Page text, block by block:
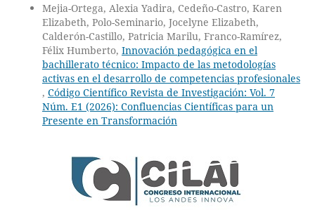
Mejia-Ortega, Alexia Yadira, Cedeño-Castro, Karen
Elizabeth, Polo-Seminario, Jocelyne Elizabeth,
Calderón-Castillo, Patricia Marilu, Franco-Ramírez,
Félix Humberto, Innovación pedagógica en el
bachillerato técnico: Impacto de las metodologías
activas en el desarrollo de competencias profesionales
, Código Científico Revista de Investigación: Vol. 7
Núm. E1 (2026): Confluencias Científicas para un
Presente en Transformación